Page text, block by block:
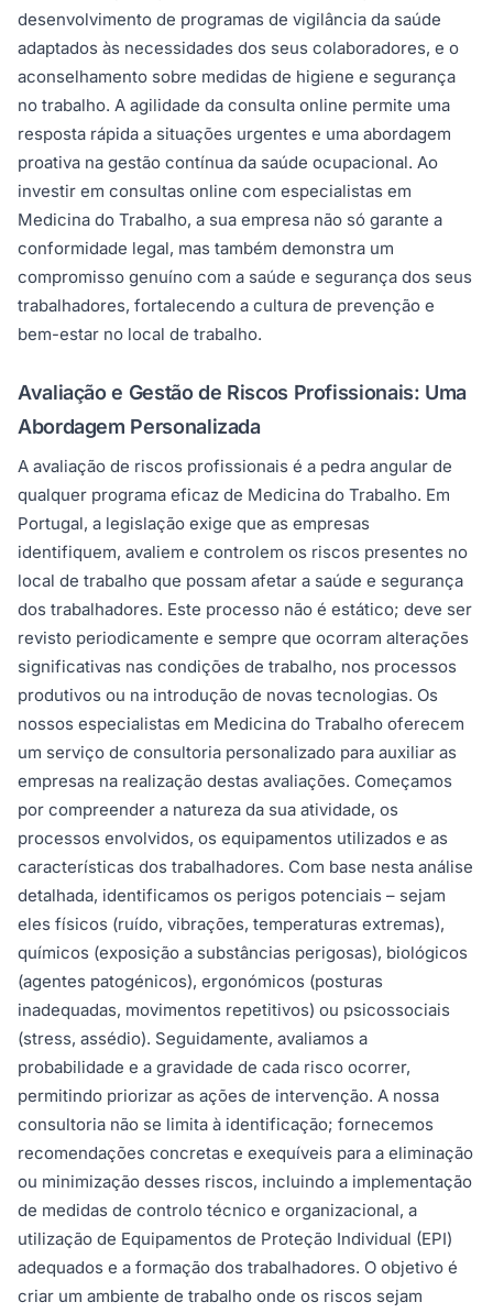
desenvolvimento de programas de vigilância da saúde
adaptados às necessidades dos seus colaboradores, e o
aconselhamento sobre medidas de higiene e segurança
no trabalho. A agilidade da consulta online permite uma
resposta rápida a situações urgentes e uma abordagem
proativa na gestão contínua da saúde ocupacional. Ao
investir em consultas online com especialistas em
Medicina do Trabalho, a sua empresa não só garante a
conformidade legal, mas também demonstra um
compromisso genuíno com a saúde e segurança dos seus
trabalhadores, fortalecendo a cultura de prevenção e
bem-estar no local de trabalho.
Avaliação e Gestão de Riscos Profissionais: Uma
Abordagem Personalizada
A avaliação de riscos profissionais é a pedra angular de
qualquer programa eficaz de Medicina do Trabalho. Em
Portugal, a legislação exige que as empresas
identifiquem, avaliem e controlem os riscos presentes no
local de trabalho que possam afetar a saúde e segurança
dos trabalhadores. Este processo não é estático; deve ser
revisto periodicamente e sempre que ocorram alterações
significativas nas condições de trabalho, nos processos
produtivos ou na introdução de novas tecnologias. Os
nossos especialistas em Medicina do Trabalho oferecem
um serviço de consultoria personalizado para auxiliar as
empresas na realização destas avaliações. Começamos
por compreender a natureza da sua atividade, os
processos envolvidos, os equipamentos utilizados e as
características dos trabalhadores. Com base nesta análise
detalhada, identificamos os perigos potenciais – sejam
eles físicos (ruído, vibrações, temperaturas extremas),
químicos (exposição a substâncias perigosas), biológicos
(agentes patogénicos), ergonómicos (posturas
inadequadas, movimentos repetitivos) ou psicossociais
(stress, assédio). Seguidamente, avaliamos a
probabilidade e a gravidade de cada risco ocorrer,
permitindo priorizar as ações de intervenção. A nossa
consultoria não se limita à identificação; fornecemos
recomendações concretas e exequíveis para a eliminação
ou minimização desses riscos, incluindo a implementação
de medidas de controlo técnico e organizacional, a
utilização de Equipamentos de Proteção Individual (EPI)
adequados e a formação dos trabalhadores. O objetivo é
criar um ambiente de trabalho onde os riscos sejam